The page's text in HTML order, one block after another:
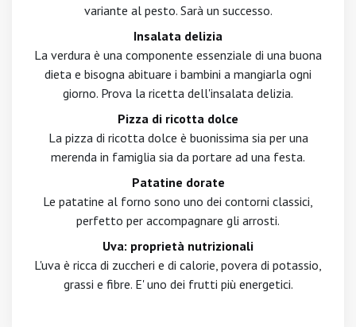
variante al pesto. Sarà un successo.
Insalata delizia
La verdura è una componente essenziale di una buona
dieta e bisogna abituare i bambini a mangiarla ogni
giorno. Prova la ricetta dell'insalata delizia.
Pizza di ricotta dolce
La pizza di ricotta dolce è buonissima sia per una
merenda in famiglia sia da portare ad una festa.
Patatine dorate
Le patatine al forno sono uno dei contorni classici,
perfetto per accompagnare gli arrosti.
Uva: proprietà nutrizionali
L'uva è ricca di zuccheri e di calorie, povera di potassio,
grassi e fibre. E' uno dei frutti più energetici.